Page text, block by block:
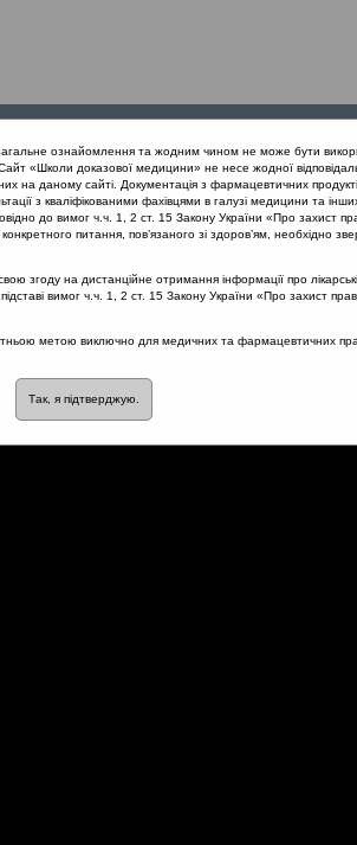
проекту
гіпертрофії глоткового мигдалика
мигдалика
ознайомлення та жодним чином не може бути
«Школи доказової медицини» не несе жодної
на даному сайті. Документація з фармацевтичних
з кваліфікованими фахівцями в галузі медицини та
до вимог ч.ч. 1, 2 ст. 15 Закону України «Про захист
питання, пов’язаного зі здоров’ям, необхідно
згоду на дистанційне отримання інформації про
вимог ч.ч. 1, 2 ст. 15 Закону України «Про захист прав
метою виключно для медичних та фармацевтичних
Так, я підтверджую.